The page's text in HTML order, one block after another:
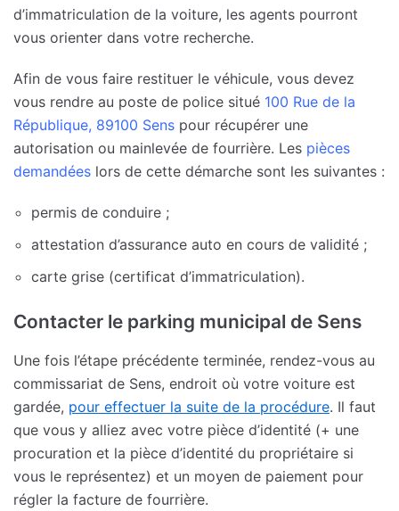
d’immatriculation de la voiture, les agents pourront
vous orienter dans votre recherche.
Afin de vous faire restituer le véhicule, vous devez
vous rendre au poste de police situé 100 Rue de la
République, 89100 Sens pour récupérer une
autorisation ou mainlevée de fourrière. Les pièces
demandées lors de cette démarche sont les suivantes :
permis de conduire ;
attestation d’assurance auto en cours de validité ;
carte grise (certificat d’immatriculation).
Contacter le parking municipal de Sens
Une fois l’étape précédente terminée, rendez-vous au
commissariat de Sens, endroit où votre voiture est
gardée, pour effectuer la suite de la procédure. Il faut
que vous y alliez avec votre pièce d’identité (+ une
procuration et la pièce d’identité du propriétaire si
vous le représentez) et un moyen de paiement pour
régler la facture de fourrière.